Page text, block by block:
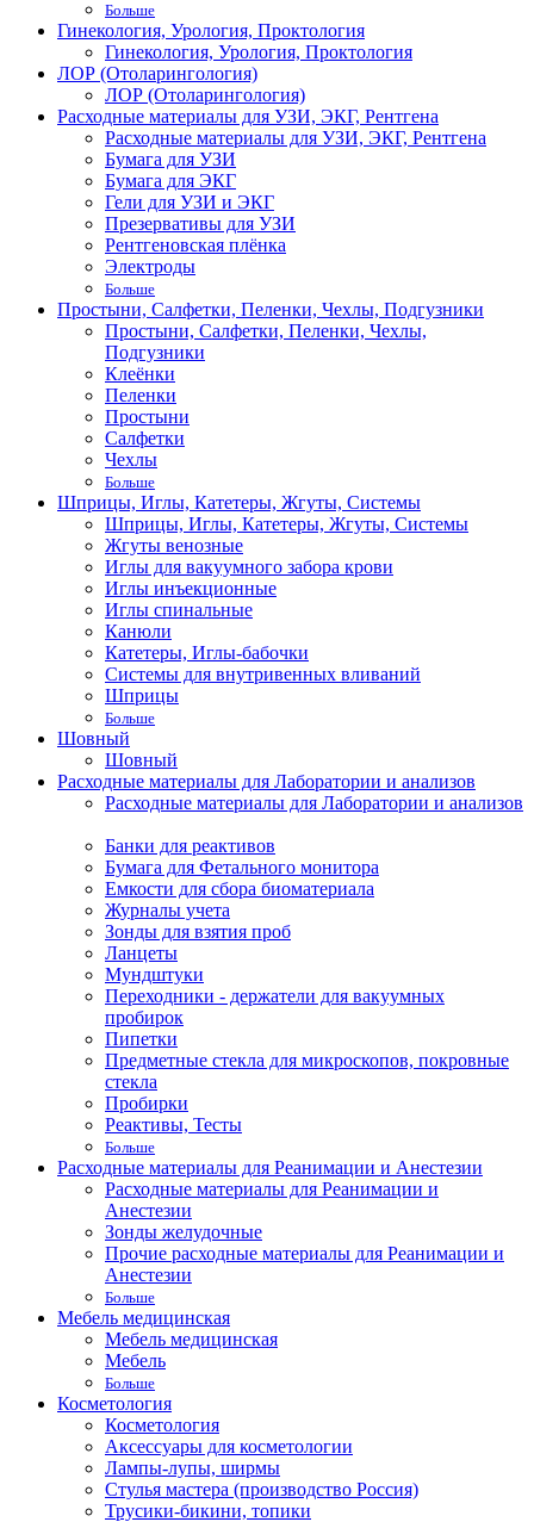
Больше
Гинекология, Урология, Проктология
Гинекология, Урология, Проктология
ЛОР (Отоларингология)
ЛОР (Отоларингология)
Расходные материалы для УЗИ, ЭКГ, Рентгена
Расходные материалы для УЗИ, ЭКГ, Рентгена
Бумага для УЗИ
Бумага для ЭКГ
Гели для УЗИ и ЭКГ
Презервативы для УЗИ
Рентгеновская плёнка
Электроды
Больше
Простыни, Салфетки, Пеленки, Чехлы, Подгузники
Простыни, Салфетки, Пеленки, Чехлы,
Подгузники
Клеёнки
Пеленки
Простыни
Салфетки
Чехлы
Больше
Шприцы, Иглы, Катетеры, Жгуты, Системы
Шприцы, Иглы, Катетеры, Жгуты, Системы
Жгуты венозные
Иглы для вакуумного забора крови
Иглы инъекционные
Иглы спинальные
Канюли
Катетеры, Иглы-бабочки
Системы для внутривенных вливаний
Шприцы
Больше
Шовный
Шовный
Расходные материалы для Лаборатории и анализов
Расходные материалы для Лаборатории и анализов
Банки для реактивов
Бумага для Фетального монитора
Емкости для сбора биоматериала
Журналы учета
Зонды для взятия проб
Ланцеты
Мундштуки
Переходники - держатели для вакуумных
пробирок
Пипетки
Предметные стекла для микроскопов, покровные
стекла
Пробирки
Реактивы, Тесты
Больше
Расходные материалы для Реанимации и Анестезии
Расходные материалы для Реанимации и
Анестезии
Зонды желудочные
Прочие расходные материалы для Реанимации и
Анестезии
Больше
Мебель медицинская
Мебель медицинская
Мебель
Больше
Косметология
Косметология
Аксессуары для косметологии
Лампы-лупы, ширмы
Стулья мастера (производство Россия)
Трусики-бикини, топики